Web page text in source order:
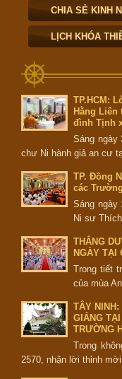
CHIA SẺ KINH
LỊCH KHÓA
TP.HCM:
Hằng
đình Tịnh
Sáng ngày
chư Ni hành giả an cư
TP. Đồng
các
Sáng ngày
Ni sư
THẮNG
NGÀY TẠI
Trong tiết
của mùa
TÂY
GIẢNG
TRƯỜNG
Trong
2570, nhận lời thỉnh